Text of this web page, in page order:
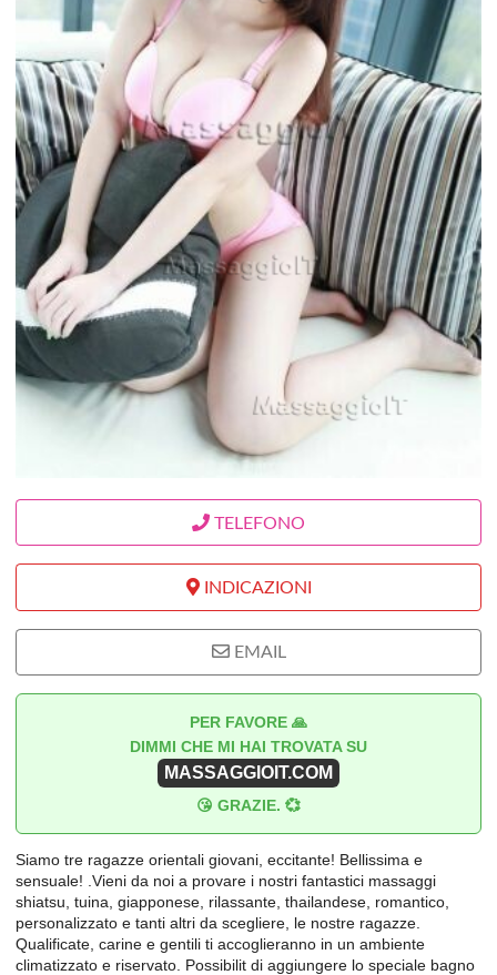
TELEFONO
INDICAZIONI
EMAIL
PER FAVORE 🙏
DIMMI CHE MI HAI TROVATA SU
MASSAGGIOIT.COM
😘 GRAZIE. 💞
Siamo tre ragazze orientali giovani, eccitante! Bellissima e
sensuale! .Vieni da noi a provare i nostri fantastici massaggi
shiatsu, tuina, giapponese, rilassante, thailandese, romantico,
personalizzato e tanti altri da scegliere, le nostre ragazze.
Qualificate, carine e gentili ti accoglieranno in un ambiente
climatizzato e riservato. Possibilit di aggiungere lo speciale bagno